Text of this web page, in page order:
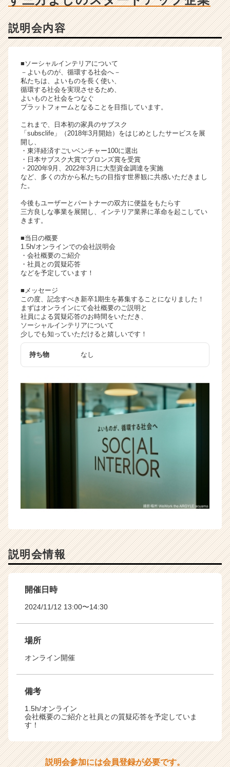
ウ
ト
が
届
く
活
イ
ト
チ
ア
ャ
リ
h
e
a
r
e
e
r）
説明会内容
■ソーシャルインテリアについて
－よいものが、循環する社会へ－
私たちは、よいものを長く使い、
循環する社会を実現させるため、
よいものと社会をつなぐ
プラットフォームとなることを目指しています。
これまで、日本初の家具のサブスク
「subsclife」（2018年3月開始）をはじめとしたサービスを展
開し、
・東洋経済すごいベンチャー100に選出
・日本サブスク大賞でブロンズ賞を受賞
・2020年9月、2022年3月に大型資金調達を実施
など、多くの方から私たちの目指す世界観に共感いただきまし
た。
今後もユーザーとパートナーの双方に便益をもたらす
三方良しな事業を展開し、インテリア業界に革命を起こしてい
きます。
■当日の概要
1.5h/オンラインでの会社説明会
・会社概要のご紹介
・社員との質疑応答
などを予定しています！
■メッセージ
この度、記念すべき新卒1期生を募集することになりました！
まずはオンラインにて会社概要のご説明と
社員による質疑応答のお時間をいただき、
ソーシャルインテリアについて
少しでも知っていただけると嬉しいです！
持ち物 なし
説明会情報
開催日時
2024/11/12 13:00〜14:30
場所
オンライン開催
備考
1.5h/オンライン
会社概要のご紹介と社員との質疑応答を予定していま
す！
説明会参加には会員登録が必要です。